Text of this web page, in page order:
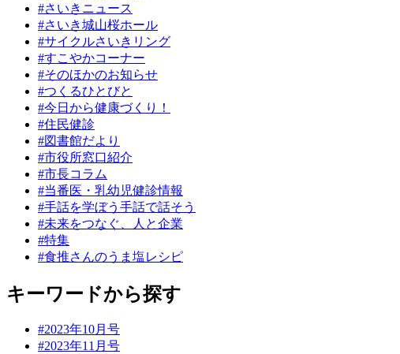
#さいきニュース
#さいき城山桜ホール
#サイクルさいきリング
#すこやかコーナー
#そのほかのお知らせ
#つくるひとびと
#今日から健康づくり！
#住民健診
#図書館だより
#市役所窓口紹介
#市長コラム
#当番医・乳幼児健診情報
#手話を学ぼう手話で話そう
#未来をつなぐ、人と企業
#特集
#食推さんのうま塩レシピ
キーワードから探す
#2023年10月号
#2023年11月号